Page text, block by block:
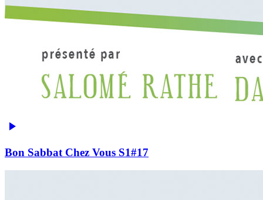
Bon Sabbat Chez Vous S1#17